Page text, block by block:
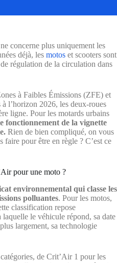
concerne plus uniquement les
déjà, les motos et scooters sont
régulation de la circulation dans
à Faibles Émissions (ZFE) et
l’horizon 2026, les deux-roues
ligne. Pour les motards urbains
fonctionnement de la vignette
Rien de bien compliqué, on vous
pour être en règle ? C’est ce
pour une moto ?
environnemental qui classe les
polluantes. Pour les motos,
classification repose
le véhicule répond, sa date
largement, sa technologie
de Crit’Air 1 pour les